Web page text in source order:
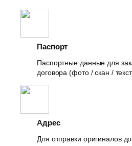
Паспорт
Паспортные данные для
договора (фото / скан /
Адрес
Для отправки оригиналов